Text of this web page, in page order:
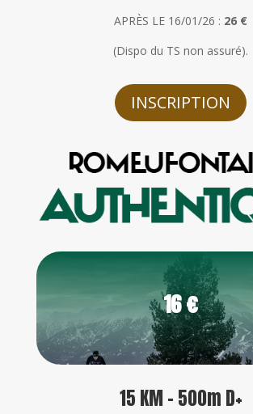
APRÈS LE 16/01/26 : 26 €
(Dispo du TS non assuré).
INSCRIPTION
16 €
15 KM - 500m D+